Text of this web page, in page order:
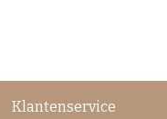
Klantenservice